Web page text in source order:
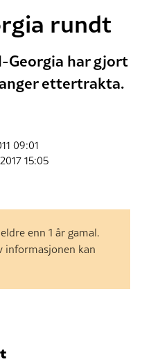
rundt
Georgia har gjort
ettertrakta.
09:01
15:05
enn 1 år gamal.
informasjonen kan